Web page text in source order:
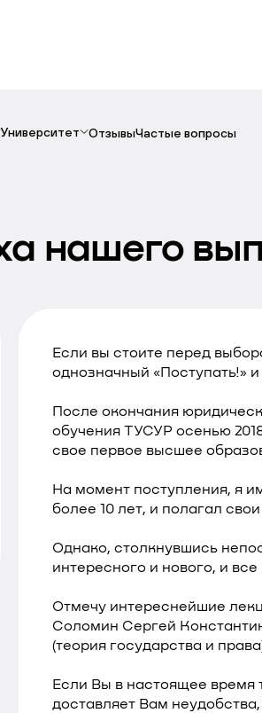
Университет ОтзывыЧастые вопросы
нашего
Если вы стоите перед
однозначный «Поступать!»
После окончания
обучения ТУСУР осенью
свое первое высшее
На момент поступления, я
более 10 лет, и полагал
Однако, столкнувшись
интересного и нового, и
Отмечу интереснейшие
Соломин Сергей
(теория государства и
Если Вы в настоящее время
доставляет Вам